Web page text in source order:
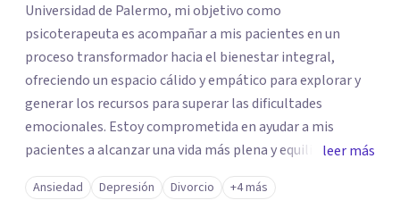
Universidad de Palermo, mi objetivo como
psicoterapeuta es acompañar a mis pacientes en un
proceso transformador hacia el bienestar integral,
ofreciendo un espacio cálido y empático para explorar y
generar los recursos para superar las dificultades
emocionales. Estoy comprometida en ayudar a mis
pacientes a alcanzar una vida más plena y equilibrada. Si
estás atravesando una crisis y sentís que necesitás ayuda
o quisieras profundizar en tu autoconocimiento, te invito
leer más
Ansiedad Depresión Divorcio +4 más